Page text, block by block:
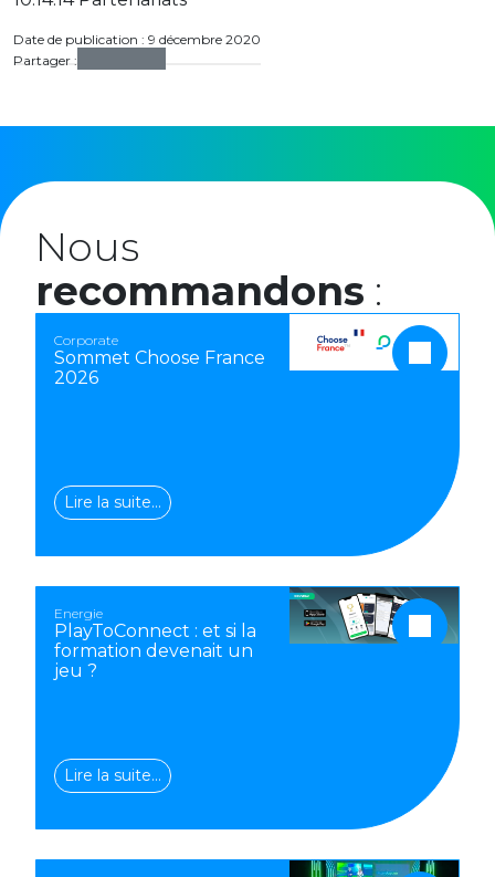
Date de publication : 9 décembre 2020
Partager :
Nous
recommandons :
Corporate
Sommet Choose France
2026
Lire la suite…
Energie
PlayToConnect : et si la
formation devenait un
jeu ?
Lire la suite…